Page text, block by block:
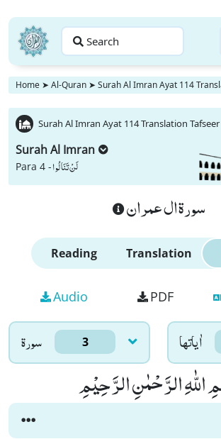
Search
Home ➤ Al-Quran ➤ Surah Al Imran Ayat 114
Surah Al Imran Ayat 114 Translation Tafseer
Surah Al Imran
Para 4 -لَنْ تَنَالُوا
سورة ال عمران
Reading Translation
Audio PDF
سورۃ 3 اٰياتها
اللّٰهِ الرَّحْمٰنِ الرَّحِیْمِ